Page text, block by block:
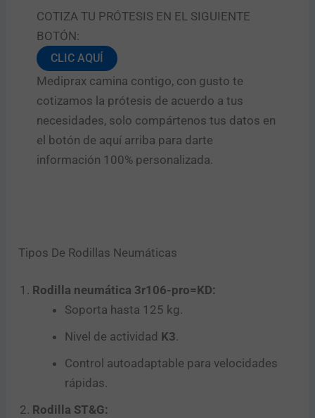
COTIZA TU PRÓTESIS EN EL SIGUIENTE
BOTÓN:
CLIC AQUÍ
Mediprax camina contigo, con gusto te
cotizamos la prótesis de acuerdo a tus
necesidades, solo compártenos tus datos en
el botón de aquí arriba para darte
información 100% personalizada.
Tipos De Rodillas Neumáticas
Rodilla neumática 3r106-pro=KD:
Soporta hasta 125 kg.
Nivel de actividad K3.
Control autoadaptable para velocidades
rápidas.
Rodilla ST&G: